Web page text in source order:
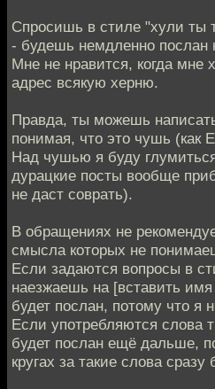
Спросишь в стиле "хули ты
- будешь немдленно послан
Мне не нравится, когда мне
адрес всякую херню.
Правда, ты можешь
понимая, что это чушь (как
Над чушью я буду
дурацкие посты вообще
не даст соврать).
В обращениях не
смысла которых не
Если задаются вопросы в
наезжаешь на [вставить
будет послан, потому что я
Если употребляются слова
будет послан ещё дальше,
кругах за такие слова